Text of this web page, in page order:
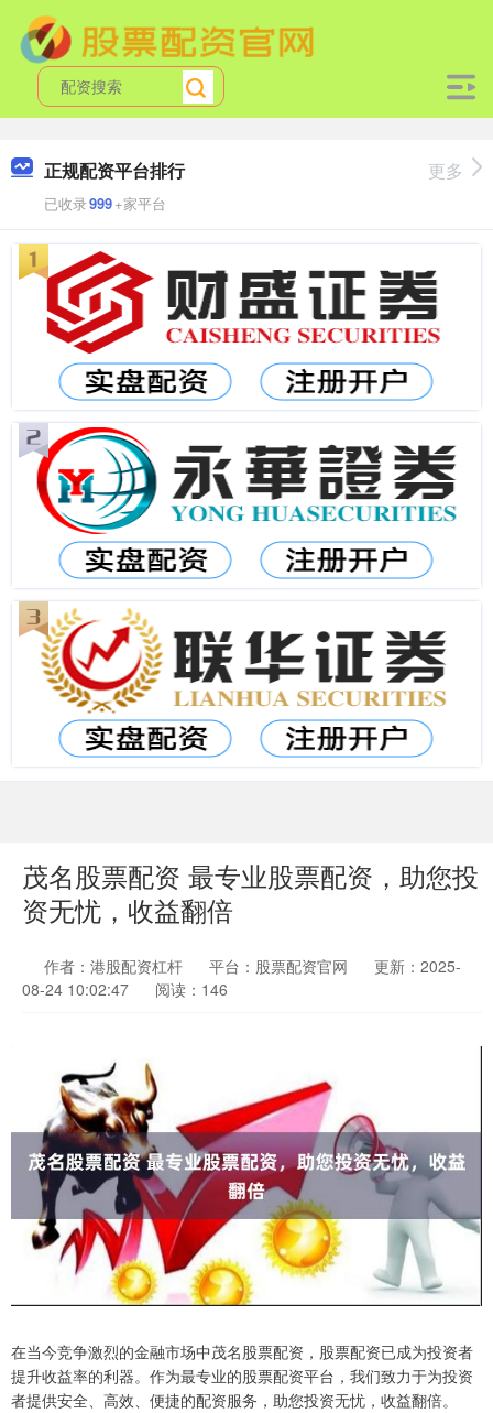
正规配资平台排行
已收录999+家平台
更多
茂名股票配资 最专业股票配资，助您投
资无忧，收益翻倍
作者：港股配资杠杆 平台：股票配资官网
更新：2025-
08-24 10:02:47
阅读：146
在当今竞争激烈的金融市场中茂名股票配资，股票配资已成为投资者
提升收益率的利器。作为最专业的股票配资平台，我们致力于为投资
者提供安全、高效、便捷的配资服务，助您投资无忧，收益翻倍。